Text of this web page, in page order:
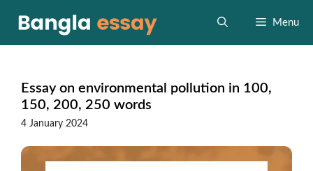
Menu
Essay on environmental pollution in 100,
150, 200, 250 words
4 January 2024